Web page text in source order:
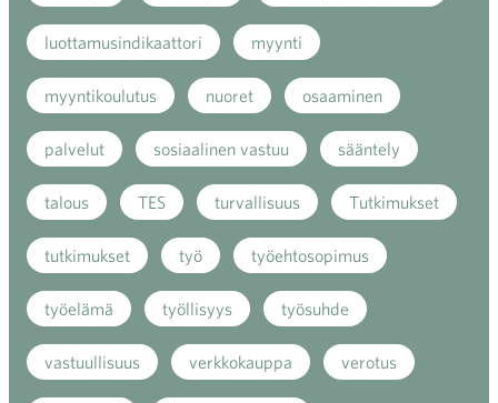
luottamusindikaattori myynti
myyntikoulutus nuoret osaaminen
palvelut sosiaalinen vastuu sääntely
talous TES turvallisuus Tutkimukset
tutkimukset työ työehtosopimus
työelämä työllisyys työsuhde
vastuullisuus verkkokauppa verotus